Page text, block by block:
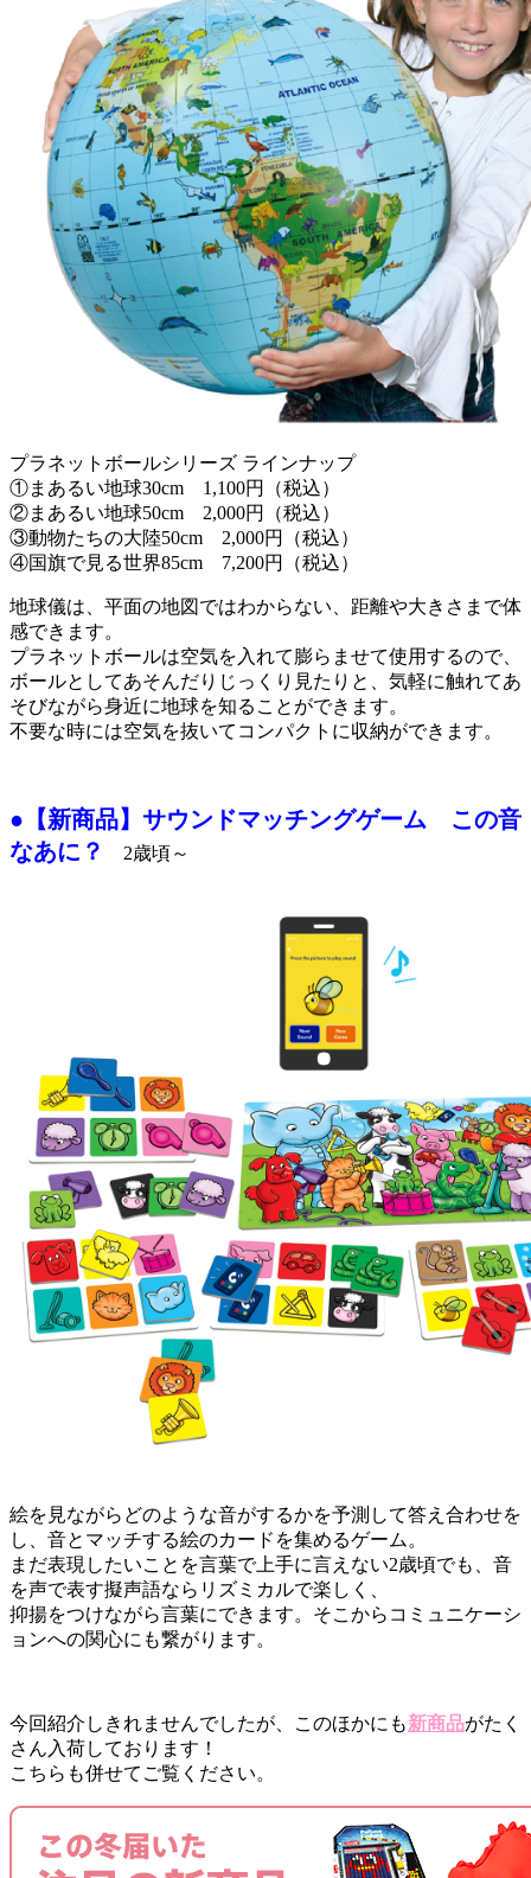
プラネットボールシリーズ ラインナップ
①まあるい地球30cm 1,100円（税込）
②まあるい地球50cm 2,000円（税込）
③動物たちの大陸50cm 2,000円（税込）
④国旗で見る世界85cm 7,200円（税込）
地球儀は、平面の地図ではわからない、距離や大きさまで体
感できます。
プラネットボールは空気を入れて膨らませて使用するので、
ボールとしてあそんだりじっくり見たりと、気軽に触れてあ
そびながら身近に地球を知ることができます。
不要な時には空気を抜いてコンパクトに収納ができます。
●【新商品】サウンドマッチングゲーム この音
なあに？
2歳頃～
絵を見ながらどのような音がするかを予測して答え合わせを
し、音とマッチする絵のカードを集めるゲーム。
まだ表現したいことを言葉で上手に言えない2歳頃でも、音
を声で表す擬声語ならリズミカルで楽しく、
抑揚をつけながら言葉にできます。そこからコミュニケーシ
ョンへの関心にも繋がります。
今回紹介しきれませんでしたが、このほかにも新商品がたく
さん入荷しております！
こちらも併せてご覧ください。